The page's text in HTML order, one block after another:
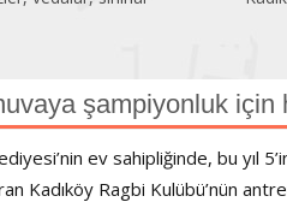
şampiyonluk için
ev sahipliğinde, bu yıl
Kadıköy Ragbi Kulübü’nün